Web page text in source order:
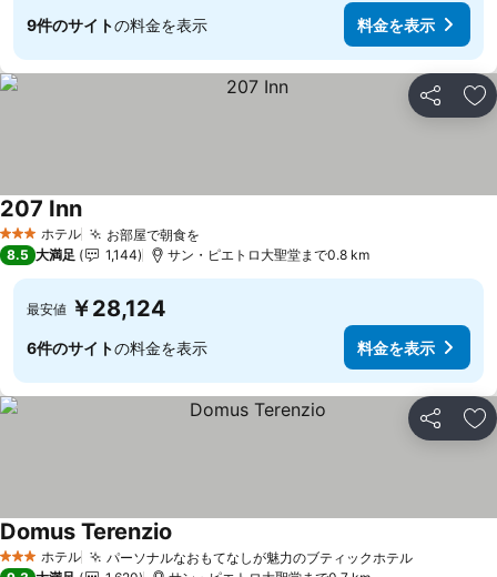
9件のサイトの料金を表示 料金を表示
シェア お
3 ホテルのランク
ホテル お部屋で朝食を
207 Inn
8.5 大満足 1,144 サン・ピエトロ大聖堂まで0.8 km
最安値 ￥28,124
6件のサイトの料金を表示 料金を表示
シェア お
3 ホテルのランク
ホテル パーソナルなおもてなしが魅力のブティックホテル
Domus Terenzio